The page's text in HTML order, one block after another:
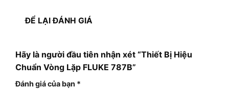
ĐỂ LẠI ĐÁNH GIÁ
Hãy là người đầu tiên nhận xét “Thiết Bị Hiệu
Chuẩn Vòng Lặp FLUKE 787B”
Đánh giá của bạn *